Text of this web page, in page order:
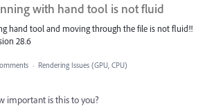
with hand tool is not fluid
hand tool and moving through the file is not fluid!!
28.6
· Rendering Issues (GPU, CPU)
important is this to you?